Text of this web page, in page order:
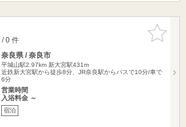
お気に入
りに追加
/ 0 件
奈良県 / 奈良市
平城山駅2.97km 新大宮駅431m
近鉄新大宮駅から徒歩8分、JR奈良駅からバスで10分/車で
6分
営業時間
入浴料金 ～
宿泊